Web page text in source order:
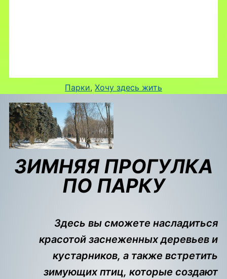
Парки, Хочу здесь жить
ЗИМНЯЯ ПРОГУЛКА
ПО ПАРКУ
Здесь вы сможете насладиться
красотой заснеженных деревьев и
кустарников, а также встретить
зимующих птиц, которые создают